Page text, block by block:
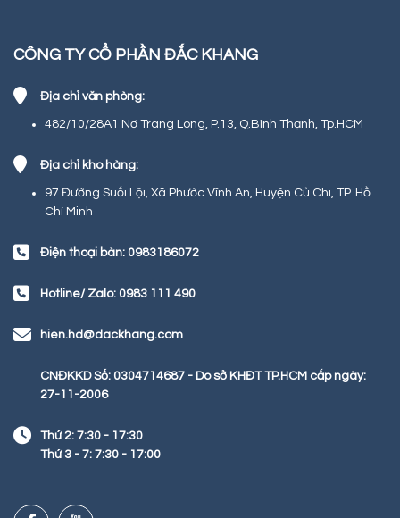
CÔNG TY CỔ PHẦN ĐẮC KHANG
Địa chỉ văn phòng:
482/10/28A1 Nơ Trang Long, P.13, Q.Bình Thạnh, Tp.HCM
Địa chỉ kho hàng:
97 Đường Suối Lội, Xã Phước Vĩnh An, Huyện Củ Chi, TP. Hồ
Chí Minh
Điện thoại bàn: 0983186072
Hotline/ Zalo: 0983 111 490
hien.hd@dackhang.com
CNĐKKD Số: 0304714687 - Do sở KHĐT TP.HCM cấp ngày:
27-11-2006
Thứ 2: 7:30 - 17:30
Thứ 3 - 7: 7:30 - 17:00